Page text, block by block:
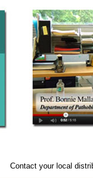
Contact your local